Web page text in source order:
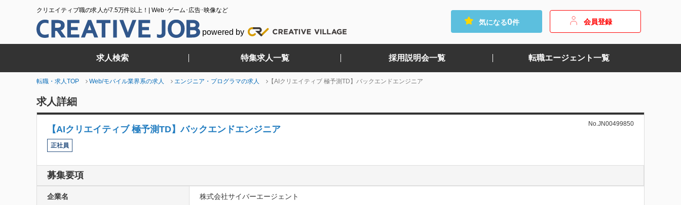
クリエイティブ職の求人が7.5万件以上！| Web･ゲーム･広告･映像など
powered by
気になる0件 会員登録
求人検索 特集求人一覧 採用説明会一覧 転職エージェント一覧
転職・求人TOP Web/モバイル業界系の求人 エンジニア・プログラマの求人 【AIクリエイティブ 極予測TD】バックエンドエンジニア
求人詳細
【AIクリエイティブ 極予測TD】バックエンドエンジニア
No.JN00499850
正社員
募集要項
企業名 株式会社サイバーエージェント